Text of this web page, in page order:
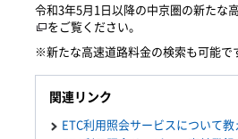
令和3年5月1日以降の中京圏の新たな
をご覧ください。
※新たな高速道路料金の検索も可能で
関連リンク
ETC利用照会サービスについて教